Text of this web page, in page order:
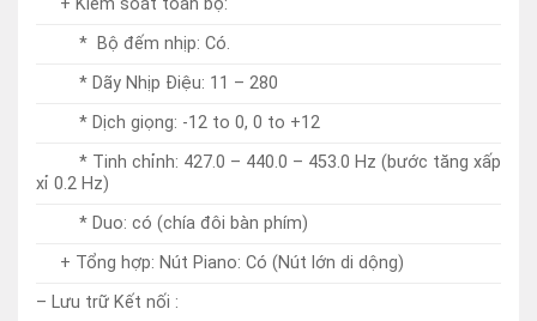
* Tinh chỉnh: 427.0 – 440.0 – 453.0 Hz (bước tăng xấp
xỉ 0.2 Hz)
* Duo: có (chía đôi bàn phím)
+ Tổng hợp: Nút Piano: Có (Nút lớn di dộng)
– Lưu trữ Kết nối :
+ Lưu trữ: Bộ nhớ trong: Khoảng 1,4 MB.
+ Kết nối
* DC IN: 12v
* Tai nghe: Giắc cắm điện thoại stereo chuẩn